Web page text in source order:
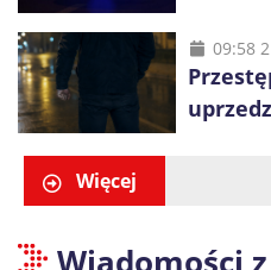
09:58
Więcej
Wiadomości